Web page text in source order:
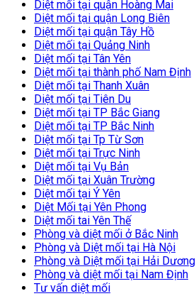
Diệt mối tại quận Hoàng Mai
Diệt mối tại quận Long Biên
Diệt mối tại quận Tây Hồ
Diệt mối tại Quảng Ninh
Diệt mối tại Tân Yên
Diệt mối tại thành phố Nam Định
Diệt mối tại Thanh Xuân
Diệt mối tại Tiên Du
Diệt mối tại TP Bắc Giang
Diệt mối tại TP Bắc Ninh
Diệt mối tại Tp Từ Sơn
Diệt mối tại Trực Ninh
Diệt mối tại Vụ Bản
Diệt mối tại Xuân Trường
Diệt mối tại Ý Yên
Diệt Mối tại Yên Phong
Diệt mối tai Yên Thế
Phòng và diệt mối ở Bắc Ninh
Phòng và Diệt mối tại Hà Nội
Phòng và Diệt mối tại Hải Dương
Phòng và diệt mối tại Nam Định
Tư vấn diệt mối